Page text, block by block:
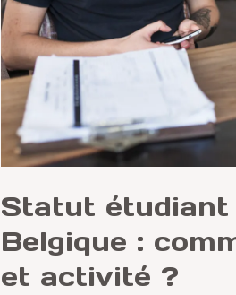
Statut étudiant
Belgique :
et activité ?
études
et
activité
?